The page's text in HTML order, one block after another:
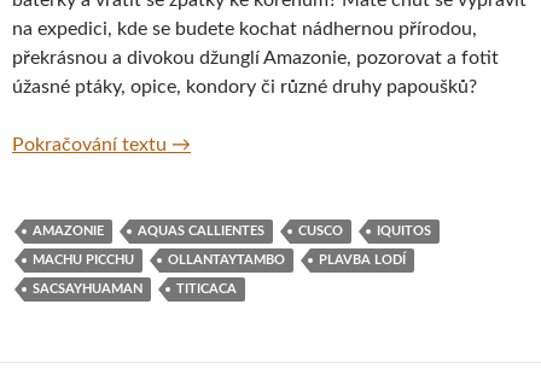
na expedici, kde se budete kochat nádhernou přírodou,
překrásnou a divokou džunglí Amazonie, pozorovat a fotit
úžasné ptáky, opice, kondory či různé druhy papoušků?
Pokračování textu Expedice Peru: Nabitá sportovní tour po
→
AMAZONIE AQUAS CALLIENTES CUSCO IQUITOS
MACHU PICCHU OLLANTAYTAMBO PLAVBA LODÍ
SACSAYHUAMAN TITICACA